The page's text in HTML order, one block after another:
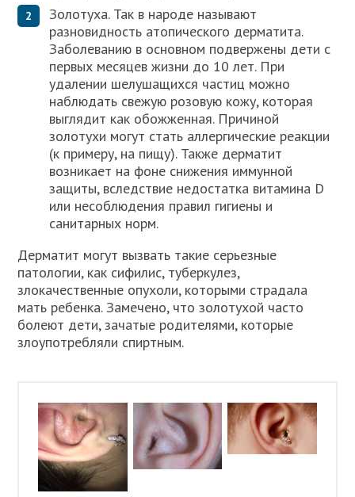
Золотуха. Так в народе называют
разновидность атопического дерматита.
Заболеванию в основном подвержены дети с
первых месяцев жизни до 10 лет. При
удалении шелушащихся частиц можно
наблюдать свежую розовую кожу, которая
выглядит как обожженная. Причиной
золотухи могут стать аллергические реакции
(к примеру, на пищу). Также дерматит
возникает на фоне снижения иммунной
защиты, вследствие недостатка витамина D
или несоблюдения правил гигиены и
санитарных норм.
Дерматит могут вызвать такие серьезные
патологии, как сифилис, туберкулез,
злокачественные опухоли, которыми страдала
мать ребенка. Замечено, что золотухой часто
болеют дети, зачатые родителями, которые
злоупотребляли спиртным.